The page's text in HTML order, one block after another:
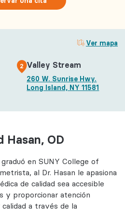
Ver mapa
2 Valley Stream
260 W. Sunrise Hwy.
Long Island, NY 11581
Hasan, OD
en SUNY College of
al Dr. Hasan le apasiona
de calidad sea accesible
y proporcionar atención
a través de la